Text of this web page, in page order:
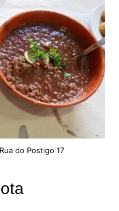
do Postigo 17